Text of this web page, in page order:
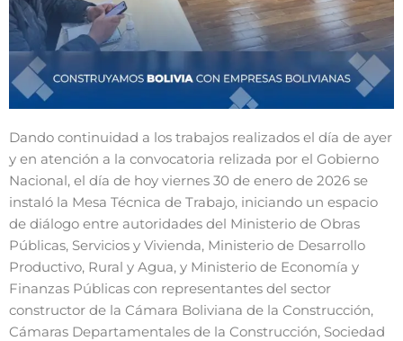
Dando continuidad a los trabajos realizados el día de ayer
y en atención a la convocatoria relizada por el Gobierno
Nacional, el día de hoy viernes 30 de enero de 2026 se
instaló la Mesa Técnica de Trabajo, iniciando un espacio
de diálogo entre autoridades del Ministerio de Obras
Públicas, Servicios y Vivienda, Ministerio de Desarrollo
Productivo, Rural y Agua, y Ministerio de Economía y
Finanzas Públicas con representantes del sector
constructor de la Cámara Boliviana de la Construcción,
Cámaras Departamentales de la Construcción, Sociedad